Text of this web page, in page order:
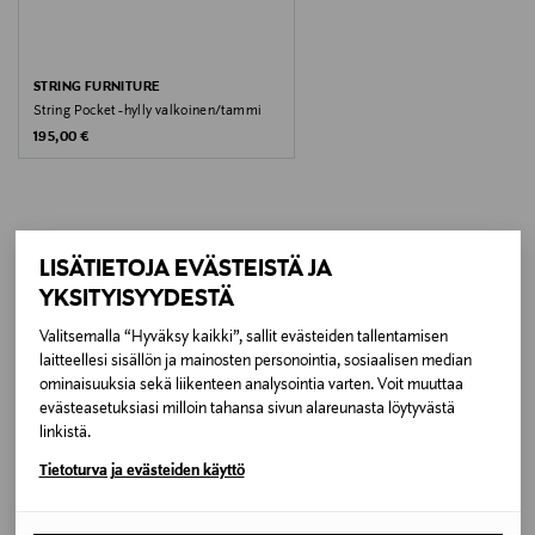
LISÄTIETOJA EVÄSTEISTÄ JA
YKSITYISYYDESTÄ
Valitsemalla “Hyväksy kaikki”, sallit evästeiden tallentamisen
laitteellesi sisällön ja mainosten personointia, sosiaalisen median
ominaisuuksia sekä liikenteen analysointia varten. Voit muuttaa
evästeasetuksiasi milloin tahansa sivun alareunasta löytyvästä
linkistä.
Tietoturva ja evästeiden käyttö
K 140 cm
Valmistusmaa
VP0716000008
Valmistaja
Vepsäläinen Oy
Valmistajan osoite
Annankatu 25, 00100 Helsinki, Finland
STRING FURNITURE
String Pocket -hylly valkoinen/tammi
Original Price
195,00 €
LISÄÄ KIINNOSTAVIA
TUOTTEITA